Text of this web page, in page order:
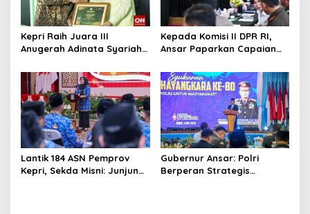
Kepri Raih Juara III
Anugerah Adinata Syariah
Syariah
Kepada Komisi II DPR RI,
Ansar Paparkan Capaian
Lantik 184 ASN Pemprov
Kepri, Sekda Misni: Junjung
Gubernur Ansar: Polri
Berperan Strategis